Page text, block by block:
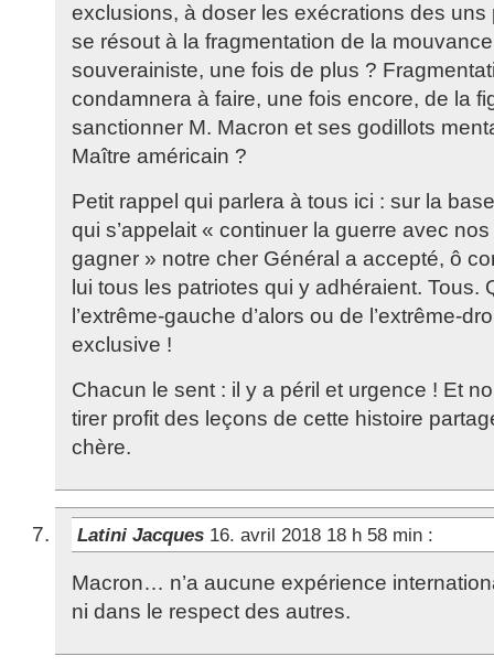
exclusions, à doser les exécrations des uns
se résout à la fragmentation de la
souverainiste, une fois de plus ?
condamnera à faire, une fois encore, de la
sanctionner M. Macron et ses godillots
Maître américain ?
Petit rappel qui parlera à tous ici : sur la
qui s’appelait « continuer la guerre avec
gagner » notre cher Général a accepté, ô
lui tous les patriotes qui y adhéraient. Tous.
l’extrême-gauche d’alors ou de l’extrême-
exclusive !
Chacun le sent : il y a péril et urgence ! Et
tirer profit des leçons de cette histoire
chère.
Latini Jacques 16. avril 2018 18 h 58 min :
Macron… n’a aucune expérience
ni dans le respect des autres.